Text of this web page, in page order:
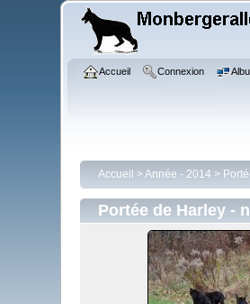
Accueil Connexion
Accueil >Année - 2014>
Portée de Harley -